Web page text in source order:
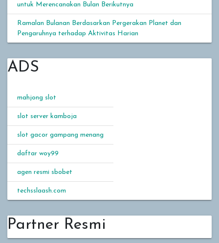
untuk Merencanakan Bulan Berikutnya
Ramalan Bulanan Berdasarkan Pergerakan Planet dan
Pengaruhnya terhadap Aktivitas Harian
ADS
mahjong slot
slot server kamboja
slot gacor gampang menang
daftar woy99
agen resmi sbobet
techsslaash.com
Partner Resmi